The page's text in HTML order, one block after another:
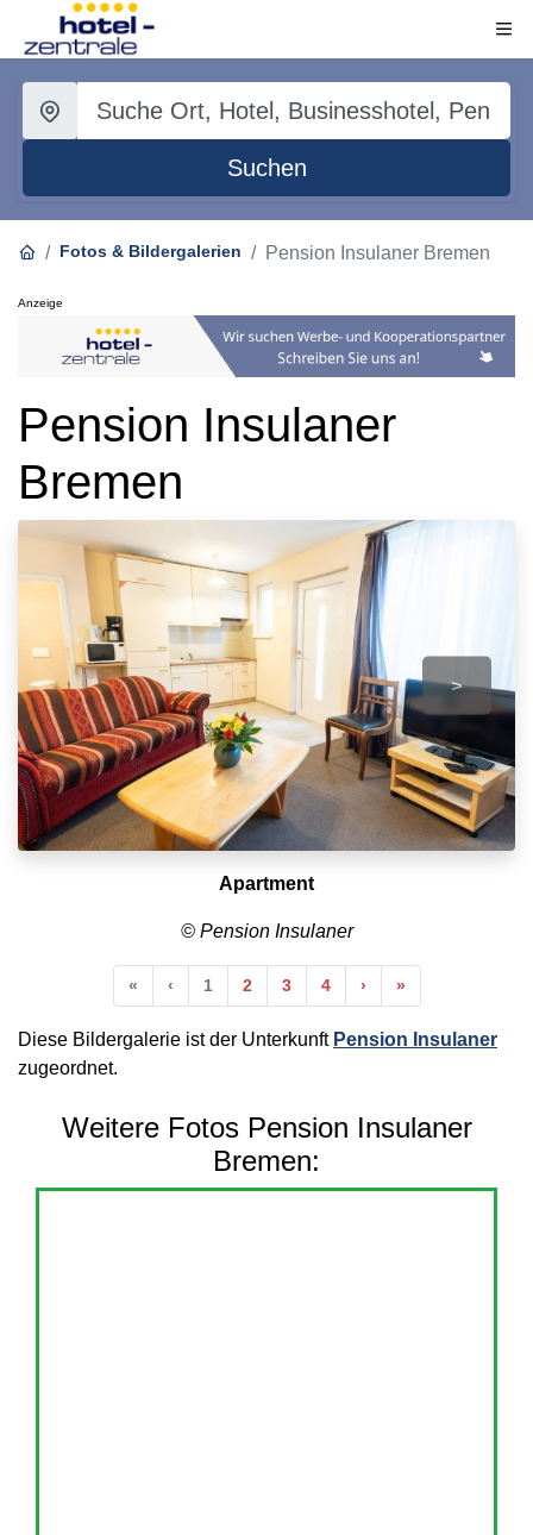
Suchen
Fotos & Bildergalerien Pension Insulaner Bremen
Anzeige
Pension Insulaner
Bremen
>
Apartment
© Pension Insulaner
«Anfang
‹Vorherige
1 2 3 4 ›Nächste
»Ende
Diese Bildergalerie ist der Unterkunft Pension Insulaner
zugeordnet.
Weitere Fotos Pension Insulaner
Bremen: